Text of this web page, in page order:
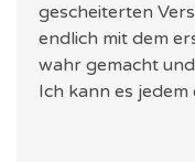
gescheiterten
endlich mit dem
wahr gemacht
Ich kann es